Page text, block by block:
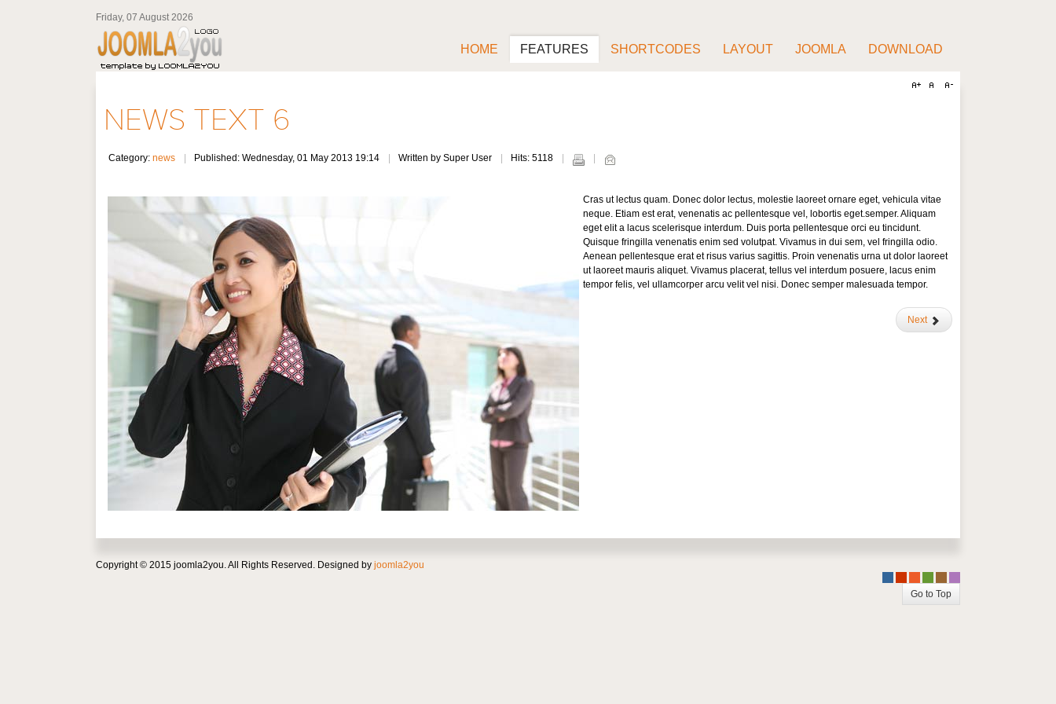
Friday, 07 August 2026
HOME FEATURES SHORTCODES LAYOUT JOOMLA DOWNLOAD
NEWS TEXT 6
Category: news Published: Wednesday, 01 May 2013 19:14 Written by Super User Hits: 5118
Cras ut lectus quam. Donec dolor lectus, molestie laoreet ornare eget, vehicula vitae
neque. Etiam est erat, venenatis ac pellentesque vel, lobortis eget.semper. Aliquam
eget elit a lacus scelerisque interdum. Duis porta pellentesque orci eu tincidunt.
Quisque fringilla venenatis enim sed volutpat. Vivamus in dui sem, vel fringilla odio.
Aenean pellentesque erat et risus varius sagittis. Proin venenatis urna ut dolor laoreet
ut laoreet mauris aliquet. Vivamus placerat, tellus vel interdum posuere, lacus enim
tempor felis, vel ullamcorper arcu velit vel nisi. Donec semper malesuada tempor.
Next
Copyright © 2015 joomla2you. All Rights Reserved. Designed by joomla2you
Go to Top